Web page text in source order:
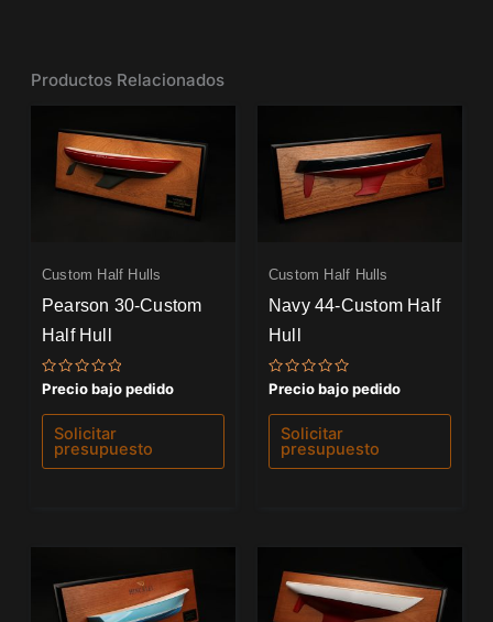
Productos Relacionados
Custom Half Hulls
Pearson 30-Custom
Half Hull
Valorado
con
0
de
Precio bajo pedido
Solicitar
presupuesto
Custom Half Hulls
Navy 44-Custom Half
Hull
Valorado
con
0
de
Precio bajo pedido
Solicitar
presupuesto